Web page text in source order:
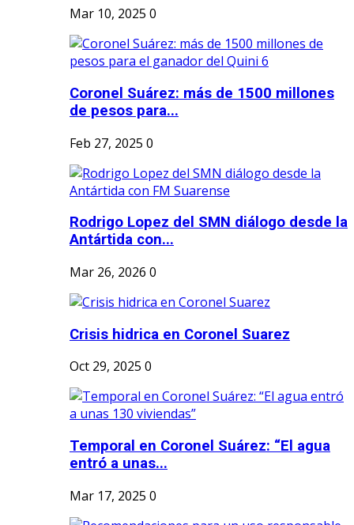
Mar 10, 2025 0
Coronel Suárez: más de 1500 millones
de pesos para...
Feb 27, 2025 0
Rodrigo Lopez del SMN diálogo desde la
Antártida con...
Mar 26, 2026 0
Crisis hidrica en Coronel Suarez
Oct 29, 2025 0
Temporal en Coronel Suárez: “El agua
entró a unas...
Mar 17, 2025 0